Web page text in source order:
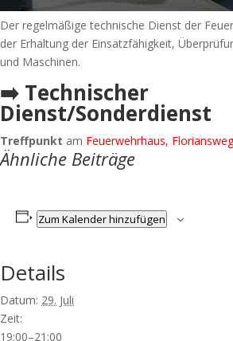
Der regelmäßige technische Dienst der
der Erhaltung der Einsatzfähigkeit,
und Maschinen.
➡️ Technischer
Dienst/Sonderdienst
Treffpunkt am Feuerwehrhaus,
Ähnliche Beiträge
Zum Kalender hinzufügen
Details
Datum: 29. Juli
Zeit:
19:00–21:00